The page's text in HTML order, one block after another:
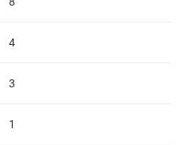
4
3
1